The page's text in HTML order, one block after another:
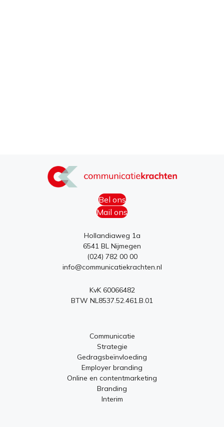
Bel ons
Mail ons
Hollandiaweg 1a
6541 BL Nijmegen
(024) 782 00 00
info@communicatiekrachten.nl
KvK 60066482
BTW NL8537.52.461.B.01
Communicatie
Strategie
Gedragsbeïnvloeding
Employer branding
Online en contentmarketing
Branding
Interim